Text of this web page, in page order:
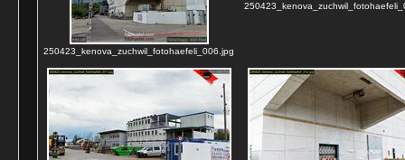
250423_kenova_zuchwil_fotohaefeli_006.jpg